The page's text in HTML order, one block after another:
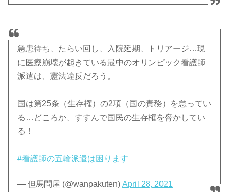
急患待ち、たらい回し、入院延期、トリアージ…現
に医療崩壊が起きている最中のオリンピック看護師
派遣は、憲法違反だろう。
国は第25条（生存権）の2項（国の責務）を怠ってい
る…どころか、すすんで国民の生存権を脅かしてい
る！
#看護師の五輪派遣は困ります
— 但馬問屋 (@wanpakuten)April 28, 2021